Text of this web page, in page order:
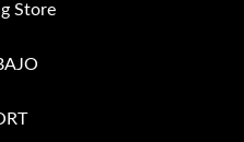
Store